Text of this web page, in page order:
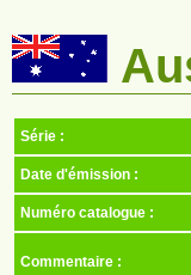
Série :
Date d'émission :
Numéro catalogue :
Commentaire :